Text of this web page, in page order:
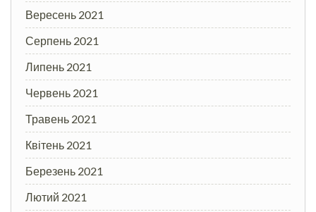
Вересень 2021
Серпень 2021
Липень 2021
Червень 2021
Травень 2021
Квітень 2021
Березень 2021
Лютий 2021